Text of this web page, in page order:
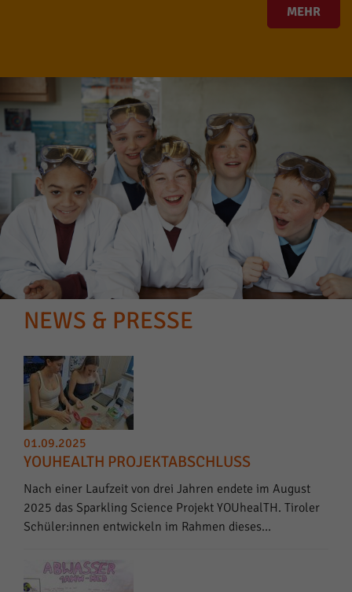
MEHR
NEWS & PRESSE
01.09.2025
YOUHEALTH PROJEKTABSCHLUSS
Nach einer Laufzeit von drei Jahren endete im August
2025 das Sparkling Science Projekt YOUhealTH. Tiroler
Schüler:innen entwickeln im Rahmen dieses…